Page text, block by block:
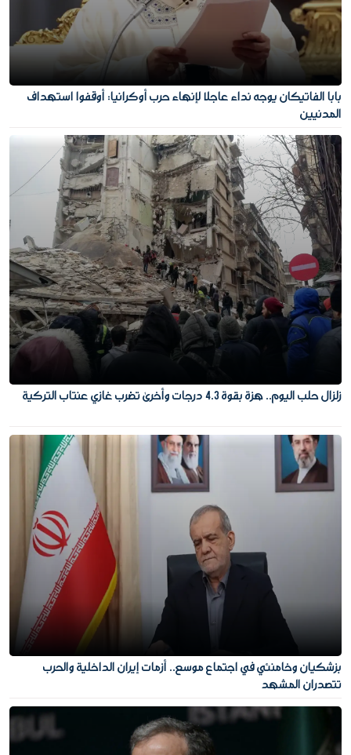
بابا الفاتيكان يوجه نداء عاجلا لإنهاء حرب أوكرانيا: أوقفوا استهداف
المدنيين
زلزال حلب اليوم.. هزة بقوة 4.3 درجات وأخرى تضرب غازي عنتاب التركية
بزشكيان وخامنئي في اجتماع موسع.. أزمات إيران الداخلية والحرب
تتصدران المشهد